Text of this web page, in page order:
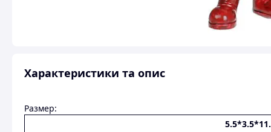
Характеристики та опис
Размер: